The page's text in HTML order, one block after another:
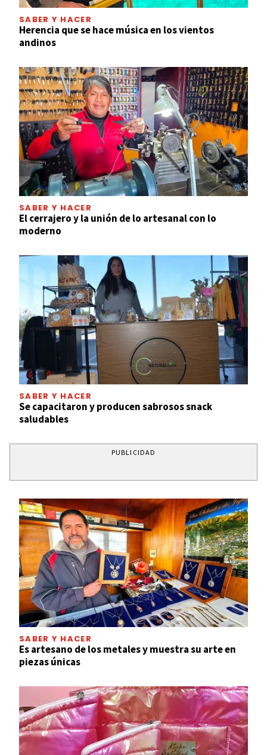
SABER Y HACER
Herencia que se hace música en los vientos
andinos
SABER Y HACER
El cerrajero y la unión de lo artesanal con lo
moderno
SABER Y HACER
Se capacitaron y producen sabrosos snack
saludables
PUBLICIDAD
SABER Y HACER
Es artesano de los metales y muestra su arte en
piezas únicas